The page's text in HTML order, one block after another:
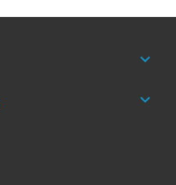

